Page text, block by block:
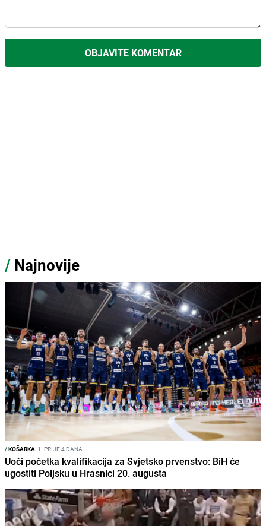
OBJAVITE KOMENTAR
/ Najnovije
/KOŠARKA I PRIJE 4 DANA
Uoči početka kvalifikacija za Svjetsko prvenstvo: BiH će
ugostiti Poljsku u Hrasnici 20. augusta